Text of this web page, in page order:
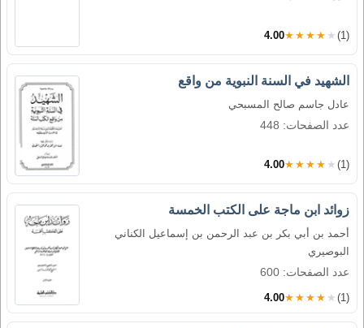
4.00★★★★★ (1)
الشهيد في السنة النبوية من واقع
عادل جاسم صالح المسبحي
عدد الصفحات: 448
4.00★★★★★ (1)
زوائد ابن ماجة على الكتب الخمسة
أحمد بن أبي بكر بن عبد الرحمن بن إسماعيل الكناني
البوصيري
عدد الصفحات: 600
4.00★★★★★ (1)